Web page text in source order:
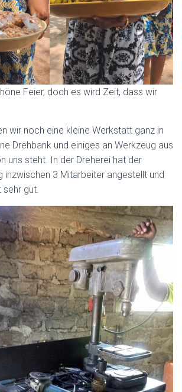
Feier, doch es wird Zeit, dass wir
wir noch eine kleine Werkstatt ganz in
Drehbank und einiges an Werkzeug aus
uns steht. In der Dreherei hat der
inzwischen 3 Mitarbeiter angestellt und
sehr gut.